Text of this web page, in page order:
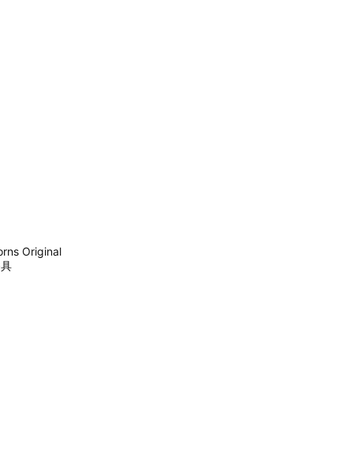
Original